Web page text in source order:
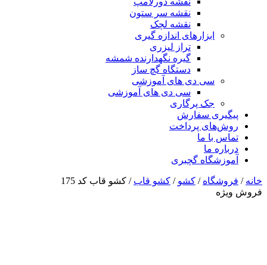
نقشه سر ستون
نقشه لچک
ابزارهای اندازه گیری
تراز لیزری
گیره نگهدارنده شمشه
دستگاه گچ ساز
سی دی های آموزشی
سی دی های آموزشی
جک پرگاری
پیگیری سفارش
روش‌های پرداخت
تماس با ما
درباره ما
آموزشگاه گچبری
خانه / فروشگاه / کشو / کشو قاب / کشو قاب کد 175
فروش ویژه